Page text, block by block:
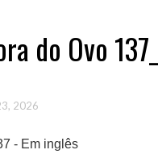
do Ovo
2026
- Em inglês